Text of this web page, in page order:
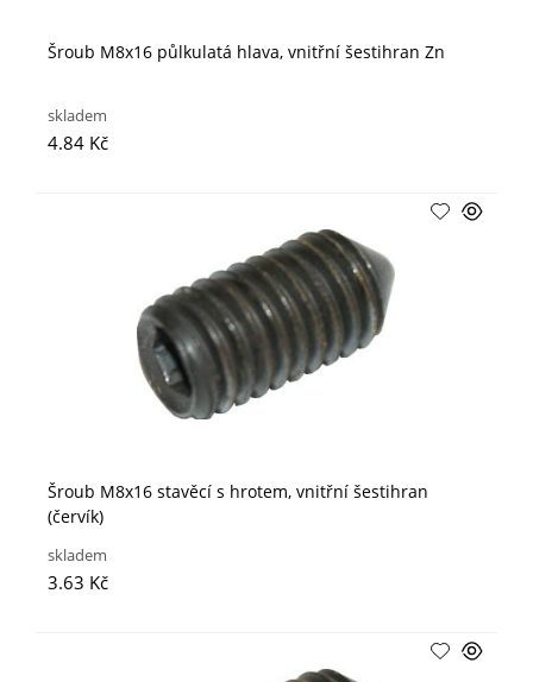
Šroub M8x16 půlkulatá hlava, vnitřní šestihran Zn
skladem
4.84 Kč
Šroub M8x16 stavěcí s hrotem, vnitřní šestihran
(červík)
skladem
3.63 Kč